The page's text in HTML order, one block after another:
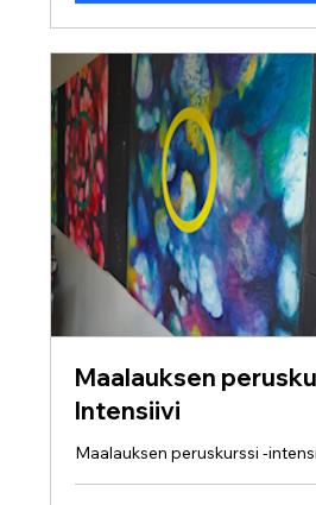
Maalauksen
Intensiivi
Maalauksen peruskurssi -